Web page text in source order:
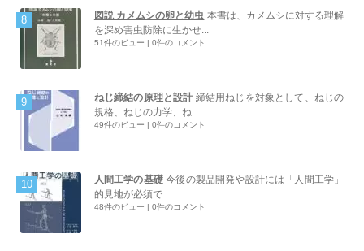
図説 カメムシの卵と幼虫 本書は、カメムシに対する理解
を深め害虫防除に生かせ...
51件のビュー | 0件のコメント
ねじ締結の原理と設計 締結用ねじを対象として、ねじの
規格、ねじの力学、ね...
49件のビュー | 0件のコメント
人間工学の基礎 今後の製品開発や設計には「人間工学」
的見地が必須で...
48件のビュー | 0件のコメント